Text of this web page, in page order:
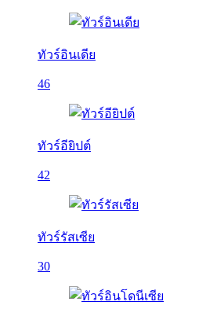
ทัวร์อินเดีย
46
ทัวร์อียิปต์
42
ทัวร์รัสเซีย
30